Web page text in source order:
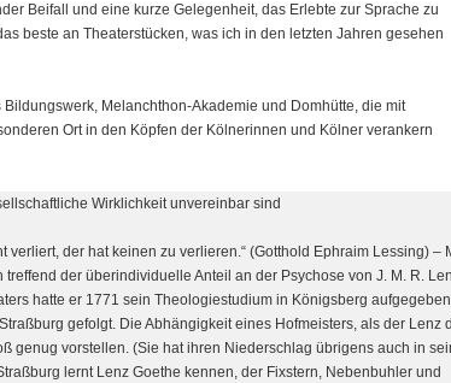
Beifall und eine kurze Gelegenheit, das Erlebte zur Sprache zu
beste an Theaterstücken, was ich in den letzten Jahren gesehen
Melanchthon-Akademie und Domhütte, die mit
Ort in den Köpfen der Kölnerinnen und Kölner verankern
Wirklichkeit unvereinbar sind
verliert, der hat keinen zu verlieren.“ (Gotthold Ephraim Lessing) –
treffend der überindividuelle Anteil an der Psychose von J. M. R.
hatte er 1771 sein Theologiestudium in Königsberg aufgegeben
gefolgt. Die Abhängigkeit eines Hofmeisters, als der Lenz
genug vorstellen. (Sie hat ihren Niederschlag übrigens auch in
lernt Lenz Goethe kennen, der Fixstern, Nebenbuhler und